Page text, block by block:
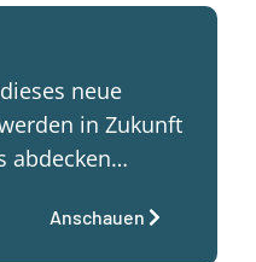
neue
in Zukunft
abdecken…
Anschauen